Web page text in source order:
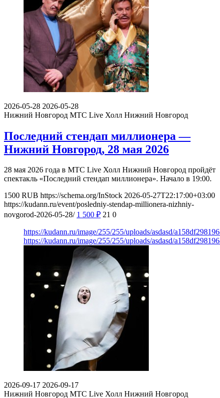
2026-05-28 2026-05-28
Нижний Новгород МТС Live Холл Нижний Новгород
Последний стендап миллионера —
Нижний Новгород, 28 мая 2026
28 мая 2026 года в МТС Live Холл Нижний Новгород пройдёт
спектакль «Последний стендап миллионера». Начало в 19:00.
1500 RUB https://schema.org/InStock 2026-05-27T22:17:00+03:00
https://kudann.ru/event/posledniy-stendap-millionera-nizhniy-
novgorod-2026-05-28/ 1 500 ₽ 21 0
https://kudann.ru/image/255/255/uploads/asdasd/
https://kudann.ru/image/255/255/uploads/asdasd/
2026-09-17 2026-09-17
Нижний Новгород МТС Live Холл Нижний Новгород